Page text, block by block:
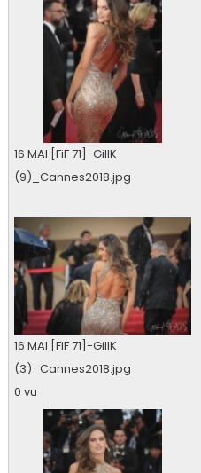
16 MAI [FiF 71]-GillK
(9)_Cannes2018.jpg
16 MAI [FiF 71]-GillK
(3)_Cannes2018.jpg
0 vu